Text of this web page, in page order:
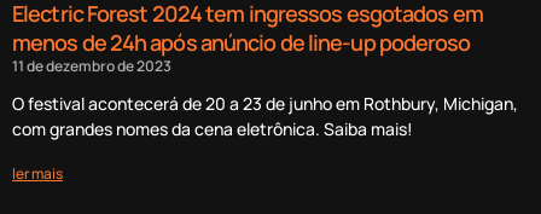
Electric Forest 2024 tem ingressos esgotados em
menos de 24h após anúncio de line-up poderoso
11 de dezembro de 2023
O festival acontecerá de 20 a 23 de junho em Rothbury, Michigan,
com grandes nomes da cena eletrônica. Saiba mais!
ler mais